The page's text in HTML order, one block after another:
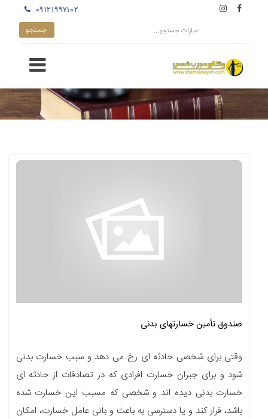
۰۹۱۲۱۹۹۷۱۰۲
صندوق تأمین خسارتهای بدنی
وقتی برای شخصی حادثه ای رخ می دهد و سبب خسارت بدنی
شود و برای جبران خسارت افرادی که در تصادفات از حادثه ای
خسارت بدنی دیده اند و شخصی که مسبب این خسارت شده
باشد، فرار کند و یا دسترسی به باعث و بانی عامل خسارت، امکان